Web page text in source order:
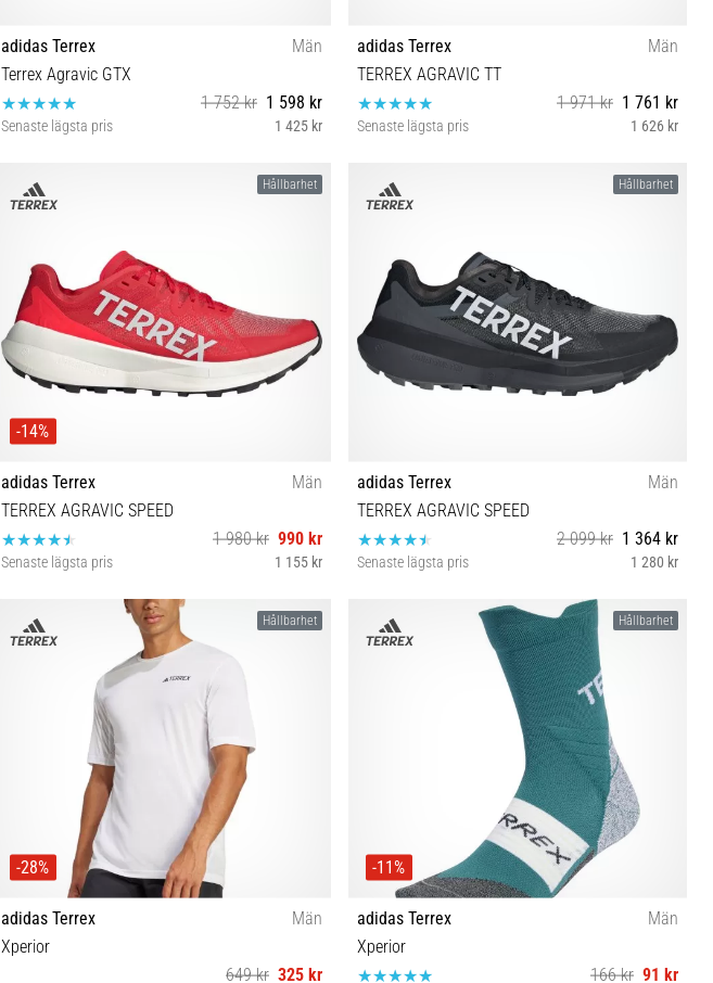
adidas Terrex
Män
Terrex Agravic GTX
1 752 kr 1 598 kr
Senaste lägsta pris 1 425 kr
adidas Terrex
Män
TERREX AGRAVIC TT
1 971 kr 1 761 kr
Senaste lägsta pris 1 626 kr
Hållbarhet
-14%
adidas Terrex
Män
TERREX AGRAVIC SPEED
1 980 kr 990 kr
Senaste lägsta pris 1 155 kr
44 46 47⅓
Hållbarhet
adidas Terrex
Män
TERREX AGRAVIC SPEED
2 099 kr 1 364 kr
Senaste lägsta pris 1 280 kr
43⅓ 44⅔ 45⅓ 46⅔ 47⅓
Hållbarhet
-28%
adidas Terrex
Män
Xperior
649 kr 325 kr
Hållbarhet
-11%
adidas Terrex
Män
Xperior
166 kr 91 kr